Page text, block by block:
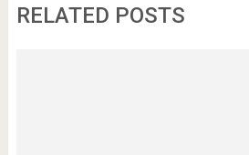
RELATED POSTS